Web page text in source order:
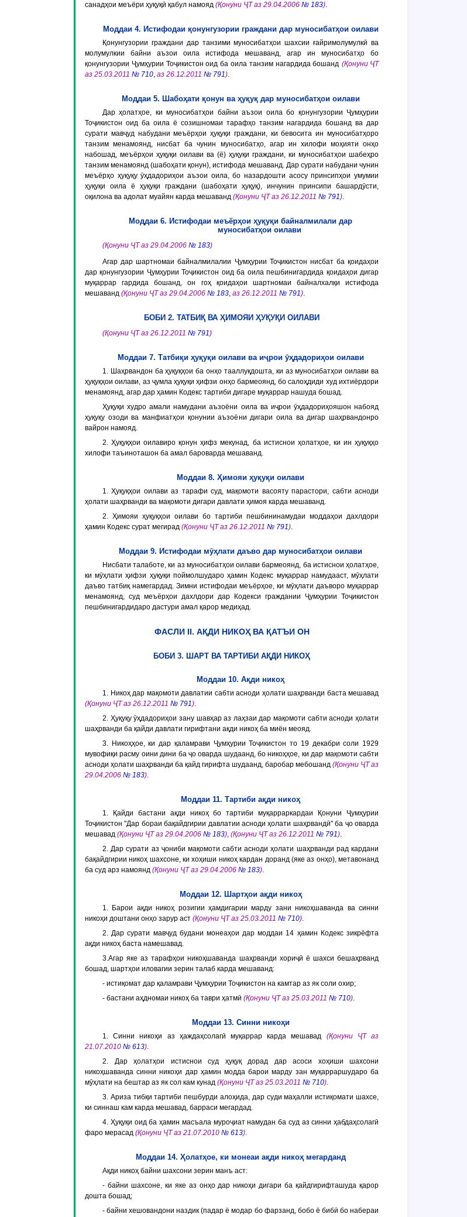
санадҳои меъёри ҳуқуқӣ қабул намояд (Қонуни ҶТ аз 29.04.2006 № 183).
Моддаи 4. Истифодаи қонунгузории граждани дар муносибатҳои оилави
Қонунгузории граждани дар танзими муносибатҳои шахсии ғайримолумулкӣ ва
молумулкии байни аъзои оила истифода мешаванд, агар ин муносибатҳо бо
қонунгузории Ҷумҳурии Тоҷикистон оид ба оила танзим нагардида бошанд (Қонуни ҶТ
аз 25.03.2011 № 710, аз 26.12.2011 № 791).
Моддаи 5. Шабоҳати қонун ва ҳуқуқ дар муносибатҳои оилави
Дар ҳолатҳое, ки муносибатҳои байни аъзои оила бо қонунгузории Ҷумҳурии
Тоҷикистон оид ба оила ё созишномаи тарафҳо танзим нагардида бошанд ва дар
сурати мавҷуд набудани меъёрҳои ҳуқуқи граждани, ки бевосита ин муносибатҳоро
танзим менамоянд, нисбат ба чунин муносибатҳо, агар ин хилофи моҳияти онҳо
набошад, меъёрҳои ҳуқуқи оилави ва (ё) ҳуқуқи граждани, ки муносибатҳои шабеҳро
танзим менамоянд (шабоҳати қонун), истифода мешаванд. Дар сурати набудани чунин
меъёрҳо ҳуқуқу ӯҳдадориҳои аъзои оила, бо назардошти асосу принсипҳои умумии
ҳуқуқи оила ё ҳуқуқи граждани (шабоҳати ҳуқуқ), инчунин принсипи башардӯсти,
оқилона ва адолат муайян карда мешаванд (Қонуни ҶТ аз 26.12.2011 № 791).
Моддаи 6. Истифодаи меъёрҳои ҳуқуқи байналмилали дар
муносибатҳои оилави
(Қонуни ҶТ аз 29.04.2006 № 183)
Агар дар шартномаи байналмилалии Ҷумҳурии Тоҷикистон нисбат ба қоидаҳои
дар қонунгузории Ҷумҳурии Тоҷикистон оид ба оила пешбинигардида қоидаҳои дигар
муқаррар гардида бошанд, он гоҳ қоидаҳои шартномаи байналхалқи истифода
мешаванд (Қонуни ҶТ аз 29.04.2006 № 183, аз 26.12.2011 № 791).
БОБИ 2. ТАТБИҚ ВА ҲИМОЯИ ҲУҚУҚИ ОИЛАВИ
(Қонуни ҶТ аз 26.12.2011 № 791)
Моддаи 7. Татбиқи ҳуқуқи оилави ва иҷрои ӯҳдадориҳои оилави
1. Шаҳрвандон ба ҳуқуқҳои ба онҳо тааллуқдошта, ки аз муносибатҳои оилави ва
ҳуқуқҳои оилави, аз ҷумла ҳуқуқи ҳифзи онҳо бармеоянд, бо салоҳдиди худ ихтиёрдори
менамоянд, агар дар ҳамин Кодекс тартиби дигаре муқаррар нашуда бошад.
Ҳуқуқи худро амали намудани аъзоёни оила ва иҷрои ӯҳдадориҳояшон набояд
ҳуқуқу озоди ва манфиатҳои қонунии аъзоёни дигари оила ва дигар шаҳрвандонро
вайрон намояд.
2. Ҳуқуқҳои оилавиро қонун ҳифз мекунад, ба истиснои ҳолатҳое, ки ин ҳуқуқҳо
хилофи таъиноташон ба амал бароварда мешаванд.
Моддаи 8. Ҳимояи ҳуқуқи оилави
1. Ҳуқуқҳои оилави аз тарафи суд, мақомоти васояту парастори, сабти асноди
ҳолати шаҳрванди ва мақомоти дигари давлати ҳимоя карда мешаванд.
2. Ҳимояи ҳуқуқҳои оилави бо тартиби пешбининамудаи моддаҳои дахлдори
ҳамин Кодекс сурат мегирад (Қонуни ҶТ аз 26.12.2011 № 791).
Моддаи 9. Истифодаи мӯҳлати даъво дар муносибатҳои оилави
Нисбати талаботе, ки аз муносибатҳои оилави бармеоянд, ба истиснои ҳолатҳое,
ки мӯҳлати ҳифзи ҳуқуқи поймолшударо ҳамин Кодекс муқаррар намудааст, мӯҳлати
даъво татбиқ намегардад. Зимни истифодаи меъёрҳое, ки мӯҳлати даъворо муқаррар
менамоянд, суд меъёрҳои дахлдори дар Кодекси граждании Ҷумҳурии Тоҷикистон
пешбинигардидаро дастури амал қарор медиҳад.
ФАСЛИ II. АҚДИ НИКОҲ ВА ҚАТЪИ ОН
БОБИ 3. ШАРТ ВА ТАРТИБИ АҚДИ НИКОҲ
Моддаи 10. Ақди никоҳ
1. Никоҳ дар мақомоти давлатии сабти асноди ҳолати шаҳрванди баста мешавад
(Қонуни ҶТ аз 26.12.2011 № 791).
2. Ҳуқуқу ӯҳдадориҳои зану шавҳар аз лаҳзаи дар мақомоти сабти асноди ҳолати
шаҳрванди ба қайди давлати гирифтани ақди никоҳ ба миён меояд.
3. Никоҳҳое, ки дар қаламрави Ҷумҳурии Тоҷикистон то 19 декабри соли 1929
мувофиқи расму оини дини ба ҷо оварда шудаанд, бо никоҳҳое, ки дар мақомоти сабти
асноди ҳолати шаҳрванди ба қайд гирифта шудаанд, баробар мебошанд (Қонуни ҶТ аз
29.04.2006 № 183).
Моддаи 11. Тартиби ақди никоҳ
1. Қайди бастани ақди никоҳ бо тартиби муқарраркардаи Қонуни Ҷумҳурии
Тоҷикистон "Дар бораи бақайдгирии давлатии асноди ҳолати шаҳрвандӣ" ба ҷо оварда
мешавад (Қонуни ҶТ аз 29.04.2006 № 183), (Қонуни ҶТ аз 26.12.2011 № 791).
2. Дар сурати аз ҷониби мақомоти сабти асноди ҳолати шаҳрванди рад кардани
бақайдгирии никоҳ шахсоне, ки хоҳиши никоҳ кардан доранд (яке аз онҳо), метавонанд
ба суд арз намоянд (Қонуни ҶТ аз 29.04.2006 № 183).
Моддаи 12. Шартҳои ақди никоҳ
1. Барои ақди никоҳ розигии ҳамдигарии марду зани никоҳшаванда ва синни
никоҳи доштани онҳо зарур аст (Қонуни ҶТ аз 25.03.2011 № 710).
2. Дар сурати мавҷуд будани монеаҳои дар моддаи 14 ҳамин Кодекс зикрёфта
ақди никоҳ баста намешавад.
3.Агар яке аз тарафҳои никоҳшаванда шаҳрванди хориҷӣ ё шахси бешаҳрванд
бошад, шартҳои иловагии зерин талаб карда мешаванд:
- истиқомат дар қаламрави Ҷумҳурии Тоҷикистон на камтар аз як соли охир;
- бастани аҳдномаи никоҳ ба таври ҳатмӣ (Қонуни ҶТ аз 25.03.2011 № 710).
Моддаи 13. Синни никоҳи
1. Синни никоҳи аз ҳаждаҳсолагӣ муқаррар карда мешавад (Қонуни ҶТ аз
21.07.2010 № 613).
2. Дар ҳолатҳои истиснои суд ҳуқуқ дорад дар асоси хоҳиши шахсони
никоҳшаванда синни никоҳи дар ҳамин модда барои марду зан муқарраршударо ба
мӯҳлати на бештар аз як сол кам кунад (Қонуни ҶТ аз 25.03.2011 № 710).
3. Ариза тибқи тартиби пешбурди алоҳида, дар суди маҳалли истиқомати шахсе,
ки синнаш кам карда мешавад, барраси мегардад.
4. Ҳуқуқи оид ба ҳамин масъала муроҷиат намудан ба суд аз синни ҳабдаҳсолагӣ
фаро мерасад (Қонуни ҶТ аз 21.07.2010 № 613).
Моддаи 14. Ҳолатҳое, ки монеаи ақди никоҳ мегарданд
Ақди никоҳ байни шахсони зерин манъ аст:
- байни шахсоне, ки яке аз онҳо дар никоҳи дигари ба қайдгирифташуда қарор
дошта бошад;
- байни хешовандони наздик (падар ё модар бо фарзанд, бобо ё бибӣ бо набераи